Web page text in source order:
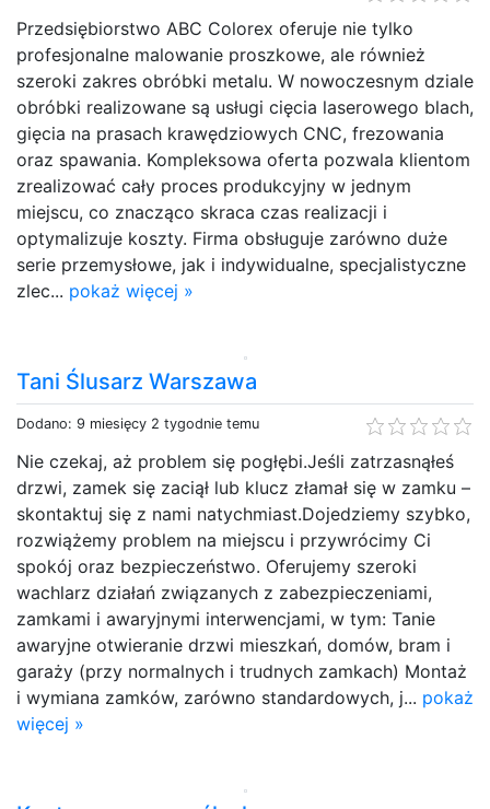
Przedsiębiorstwo ABC Colorex oferuje nie tylko
profesjonalne malowanie proszkowe, ale również
szeroki zakres obróbki metalu. W nowoczesnym dziale
obróbki realizowane są usługi cięcia laserowego blach,
gięcia na prasach krawędziowych CNC, frezowania
oraz spawania. Kompleksowa oferta pozwala klientom
zrealizować cały proces produkcyjny w jednym
miejscu, co znacząco skraca czas realizacji i
optymalizuje koszty. Firma obsługuje zarówno duże
serie przemysłowe, jak i indywidualne, specjalistyczne
zlec... pokaż więcej »
Tani Ślusarz Warszawa
Dodano: 9 miesięcy 2 tygodnie temu
Nie czekaj, aż problem się pogłębi.Jeśli zatrzasnąłeś
drzwi, zamek się zaciął lub klucz złamał się w zamku –
skontaktuj się z nami natychmiast.Dojedziemy szybko,
rozwiążemy problem na miejscu i przywrócimy Ci
spokój oraz bezpieczeństwo. Oferujemy szeroki
wachlarz działań związanych z zabezpieczeniami,
zamkami i awaryjnymi interwencjami, w tym: Tanie
awaryjne otwieranie drzwi mieszkań, domów, bram i
garaży (przy normalnych i trudnych zamkach) Montaż
i wymiana zamków, zarówno standardowych, j... pokaż
więcej »